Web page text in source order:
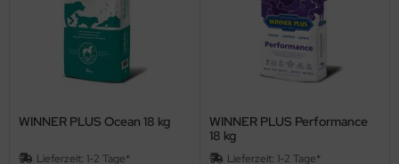
WINNER PLUS Ocean 18 kg
Lieferzeit: 1-2 Tage*
WINNER PLUS Performance
18 kg
Lieferzeit: 1-2 Tage*